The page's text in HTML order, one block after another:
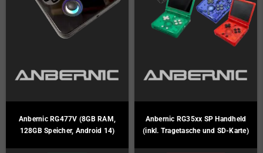
Anbernic RG477V (8GB RAM,
128GB Speicher, Android 14)
Anbernic RG35xx SP Handheld
(inkl. Tragetasche und SD-Karte)